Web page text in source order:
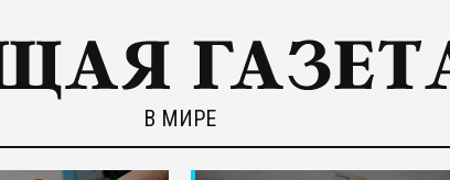
В МИРЕ